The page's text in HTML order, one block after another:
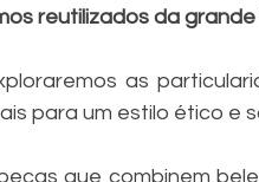
reutilizados da grande
as
para um estilo ético e
que combinem